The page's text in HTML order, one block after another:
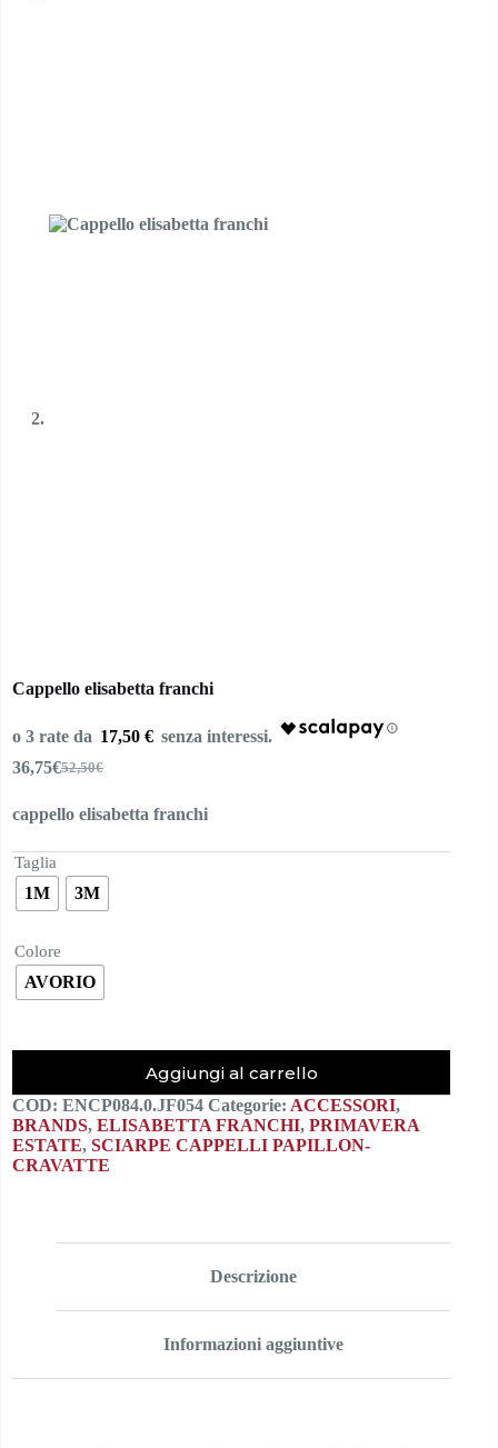
Cappello elisabetta franchi
17,50 €
52,50€
Il
originale
52,50€.
36,75€Il
attuale
36,75€.
cappello elisabetta franchi
Taglia
1M 3M
Colore
AVORIO
Aggiungi al carrello
COD: ENCP084.0.JF054 Categorie: ACCESSORI,
BRANDS, ELISABETTA FRANCHI, PRIMAVERA
ESTATE, SCIARPE CAPPELLI PAPILLON-
CRAVATTE
Descrizione
Informazioni aggiuntive